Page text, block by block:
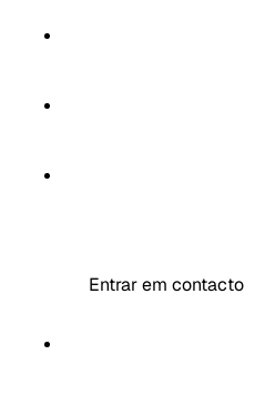
Entrar em contacto